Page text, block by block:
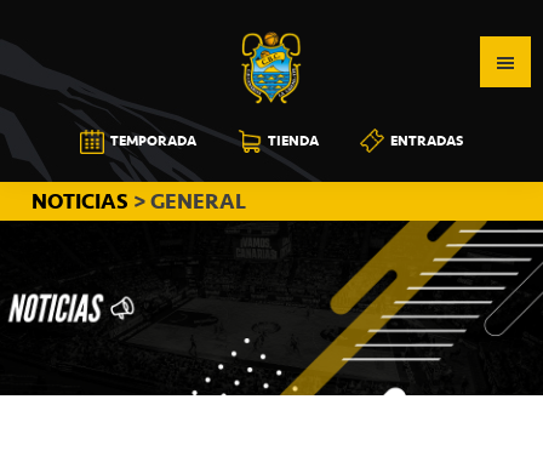
a
la
navegación
principal
al
contenido
principal
a
la
barra
lateral
principal
CB
CANARIAS
TEMPORADA TIENDA ENTRADAS
NOTICIAS > GENERAL